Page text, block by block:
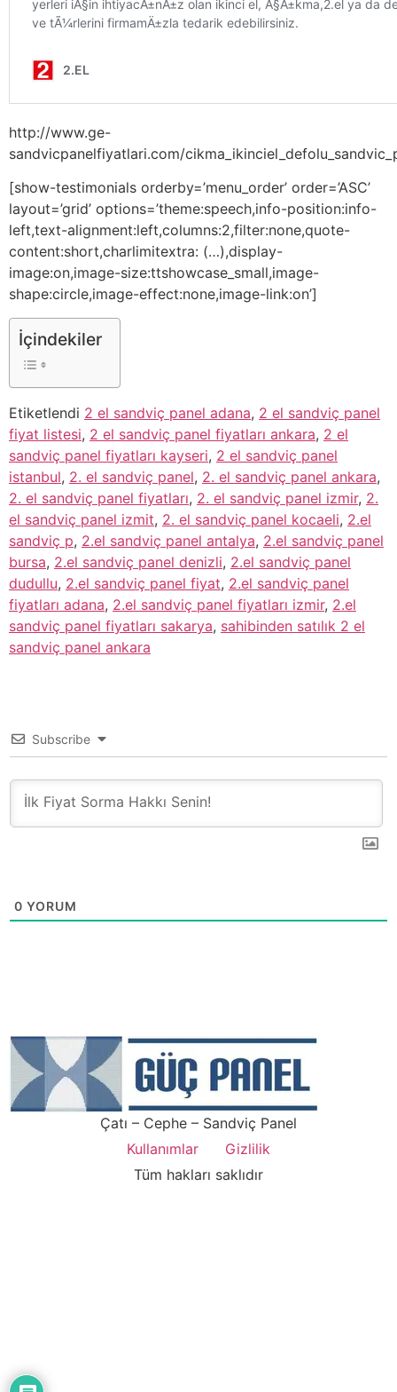
http://www.ge-
sandvicpanelfiyatlari.com/
[show-testimonials orderby=’menu_order’ order=’ASC’
layout=’grid’ options=’theme:speech,info-position:info-
left,text-alignment:left,columns:2,filter:none,quote-
content:short,charlimitextra: (…),display-
image:on,image-size:ttshowcase_small,image-
shape:circle,image-effect:none,image-link:on’]
İçindekiler
Etiketlendi 2 el sandviç panel adana, 2 el sandviç panel
fiyat listesi, 2 el sandviç panel fiyatları ankara, 2 el
sandviç panel fiyatları kayseri, 2 el sandviç panel
istanbul, 2. el sandviç panel, 2. el sandviç panel ankara,
2. el sandviç panel fiyatları, 2. el sandviç panel izmir, 2.
el sandviç panel izmit, 2. el sandviç panel kocaeli, 2.el
sandviç p, 2.el sandviç panel antalya, 2.el sandviç panel
bursa, 2.el sandviç panel denizli, 2.el sandviç panel
dudullu, 2.el sandviç panel fiyat, 2.el sandviç panel
fiyatları adana, 2.el sandviç panel fiyatları izmir, 2.el
sandviç panel fiyatları sakarya, sahibinden satılık 2 el
sandviç panel ankara
Subscribe
0 YORUM
Çatı – Cephe – Sandviç Panel
Kullanımlar
Gizlilik
Tüm hakları saklıdır